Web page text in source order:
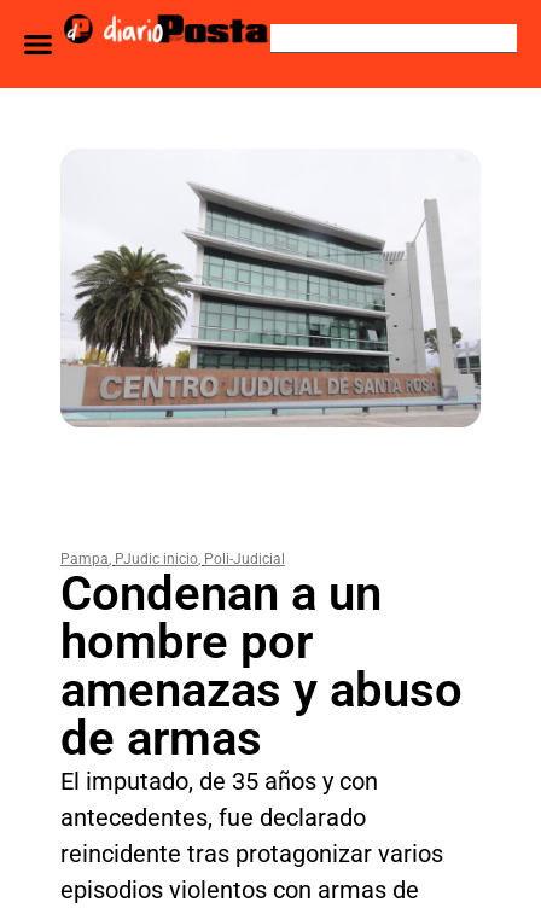
Pampa, PJudic inicio, Poli-Judicial
Condenan a un
hombre por
amenazas y abuso
de armas
El imputado, de 35 años y con
antecedentes, fue declarado
reincidente tras protagonizar varios
episodios violentos con armas de